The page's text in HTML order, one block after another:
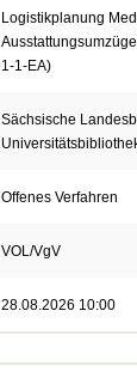
Logistikplanung
1-1-EA)
Sächsische
Offenes Verfahren
VOL/VgV
28.08.2026 10:00